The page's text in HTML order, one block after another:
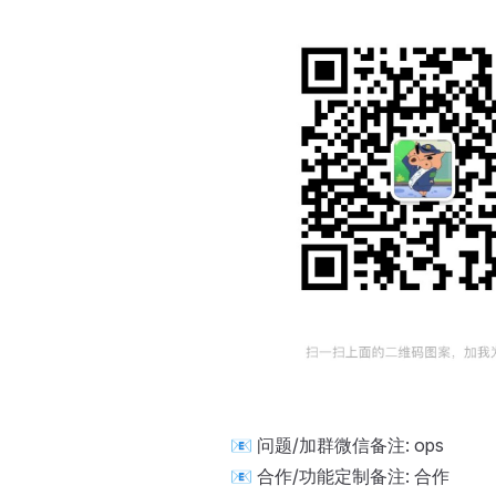
📧 问题/加群微信备注: ops
📧 合作/功能定制备注: 合作